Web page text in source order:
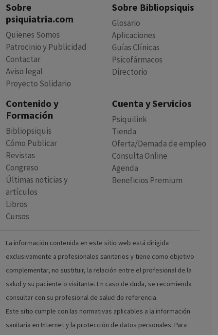
Sobre
psiquiatria.com
Quienes Somos
Patrocinio y Publicidad
Contactar
Aviso legal
Proyecto Solidario
Sobre Bibliopsiquis
Glosario
Aplicaciones
Guías Clínicas
Psicofármacos
Directorio
Contenido y
Formación
Bibliopsiquis
Cómo Publicar
Revistas
Congreso
Últimas noticias y
artículos
Libros
Cursos
Cuenta y Servicios
Psiquilink
Tienda
Oferta/Demada de empleo
Consulta Online
Agenda
Beneficios Premium
La información contenida en este sitio web está dirigida
exclusivamente a profesionales sanitarios y tiene como objetivo
complementar, no sustituir, la relación entre el profesional de la
salud y su paciente o visitante. En caso de duda, se recomienda
consultar con su profesional de salud de referencia.
Este sitio cumple con las normativas aplicables a la información
sanitaria en Internet y la protección de datos personales. Para